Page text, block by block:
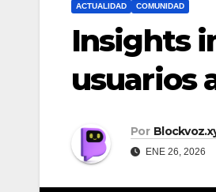
ACTUALIDAD COMUNIDAD
Insights
usuarios
Por
ENE 26, 2026